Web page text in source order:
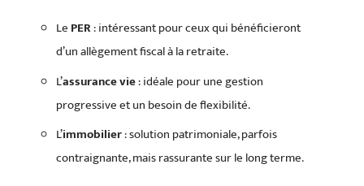
Le PER: intéressant pour ceux qui bénéficieront
d’un allègement fiscal à la retraite.
L’assurance vie: idéale pour une gestion
progressive et un besoin de flexibilité.
L’immobilier: solution patrimoniale, parfois
contraignante, mais rassurante sur le long terme.